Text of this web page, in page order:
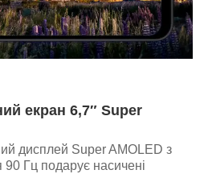
екран 6,7″ Super
дисплей Super AMOLED з
Гц подарує насичені